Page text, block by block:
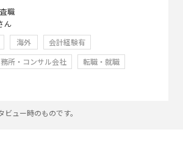
職
ん
海外
会計経験有
所・コンサル会社
転職・就職
ュー時のものです。